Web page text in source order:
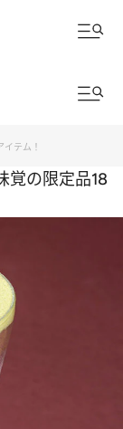
テム！